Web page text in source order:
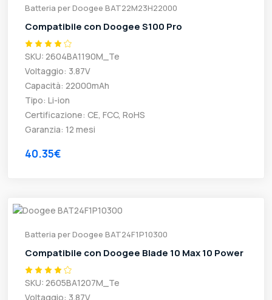
Batteria per Doogee BAT22M23H22000
Compatibile con Doogee S100 Pro
SKU: 2604BA1190M_Te
Voltaggio: 3.87V
Capacità: 22000mAh
Tipo: Li-ion
Certificazione: CE, FCC, RoHS
Garanzia: 12 mesi
40.35€
Batteria per Doogee BAT24F1P10300
Compatibile con Doogee Blade 10 Max 10 Power
SKU: 2605BA1207M_Te
Voltaggio: 3.87V